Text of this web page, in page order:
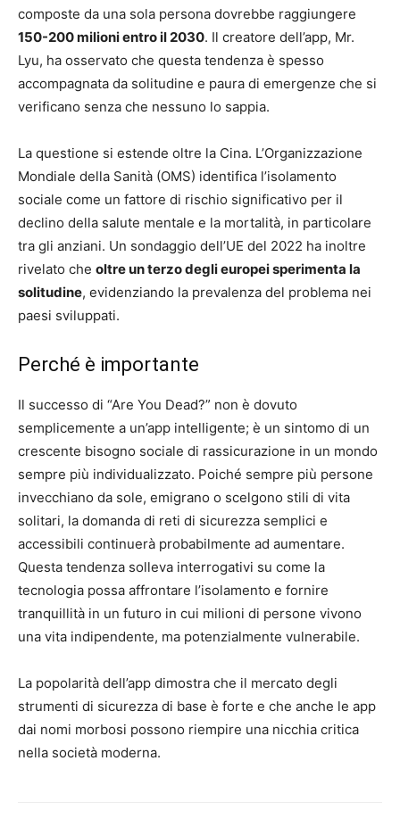
composte da una sola persona dovrebbe raggiungere
150-200 milioni entro il 2030. Il creatore dell’app, Mr.
Lyu, ha osservato che questa tendenza è spesso
accompagnata da solitudine e paura di emergenze che si
verificano senza che nessuno lo sappia.
La questione si estende oltre la Cina. L’Organizzazione
Mondiale della Sanità (OMS) identifica l’isolamento
sociale come un fattore di rischio significativo per il
declino della salute mentale e la mortalità, in particolare
tra gli anziani. Un sondaggio dell’UE del 2022 ha inoltre
rivelato che oltre un terzo degli europei sperimenta la
solitudine, evidenziando la prevalenza del problema nei
paesi sviluppati.
Perché è importante
Il successo di “Are You Dead?” non è dovuto
semplicemente a un’app intelligente; è un sintomo di un
crescente bisogno sociale di rassicurazione in un mondo
sempre più individualizzato. Poiché sempre più persone
invecchiano da sole, emigrano o scelgono stili di vita
solitari, la domanda di reti di sicurezza semplici e
accessibili continuerà probabilmente ad aumentare.
Questa tendenza solleva interrogativi su come la
tecnologia possa affrontare l’isolamento e fornire
tranquillità in un futuro in cui milioni di persone vivono
una vita indipendente, ma potenzialmente vulnerabile.
La popolarità dell’app dimostra che il mercato degli
strumenti di sicurezza di base è forte e che anche le app
dai nomi morbosi possono riempire una nicchia critica
nella società moderna.